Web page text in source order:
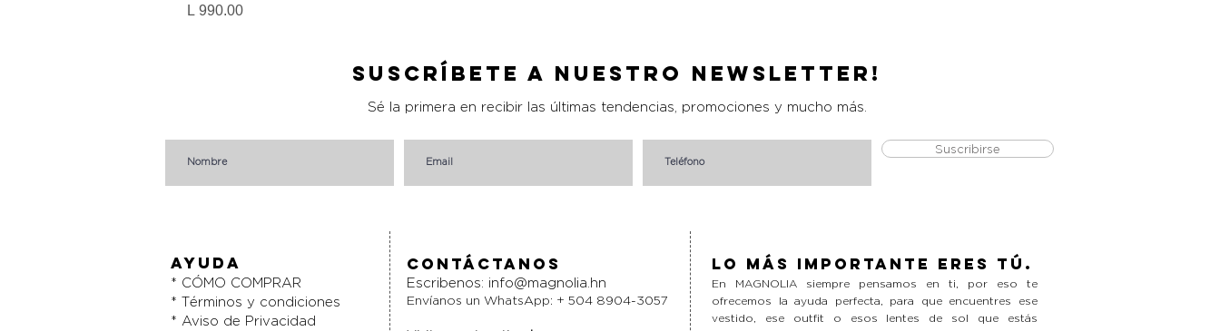
Precio
L 990.00
Suscríbete a nuestro Newsletter!
Sé la primera en recibir las últimas tendencias, promociones y mucho más.
Suscribirse
AYUDA
* CÓMO COMPRAR
* Términos y condiciones
* Aviso de Privacidad
Contáctanos
Escribenos: info@magnolia.hn
Envíanos un WhatsApp: + 504 8904-3057
Lo más importante eres tú.
En MAGNOLIA siempre pensamos en ti, por eso te
ofrecemos la ayuda perfecta, para que encuentres ese
vestido, ese outfit o esos lentes de sol que estás